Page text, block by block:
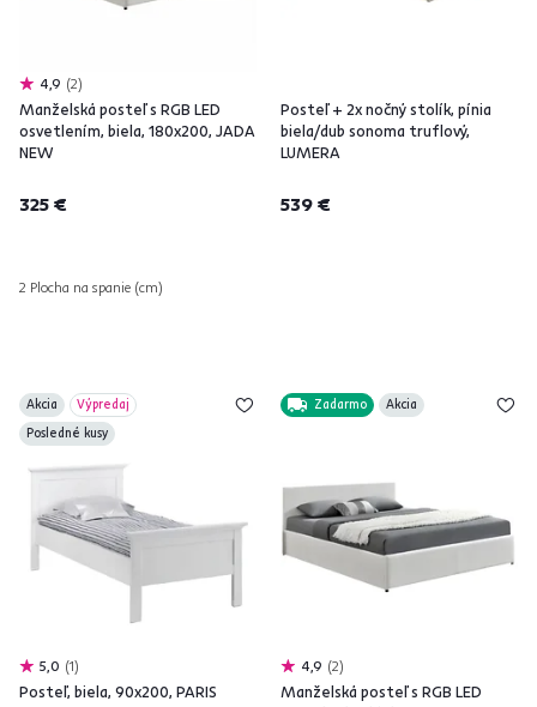
4,9 2
Manželská posteľ s RGB LED
osvetlením, biela, 180x200, JADA
NEW
325 €
2 Plocha na spanie (cm)
Posteľ + 2x nočný stolík, pínia
biela/dub sonoma truflový,
LUMERA
539 €
Akcia
Výpredaj
Posledné kusy
5,0 1
Posteľ, biela, 90x200, PARIS
Zadarmo Akcia
4,9 2
Manželská posteľ s RGB LED